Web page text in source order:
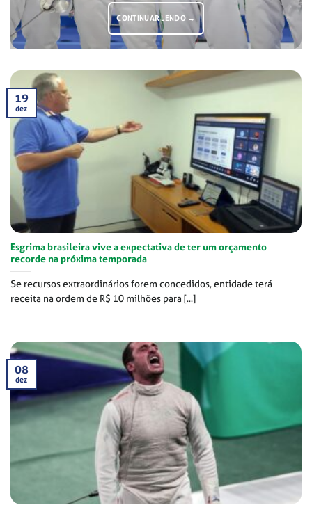
CONTINUAR LENDO →
Esgrima brasileira vive a expectativa de ter um orçamento
recorde na próxima temporada
Se recursos extraordinários forem concedidos, entidade terá
receita na ordem de R$ 10 milhões para [...]
19
dez
08
dez